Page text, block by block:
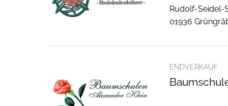
Rudolf-Seidel-
01936
ENDVERKAUF